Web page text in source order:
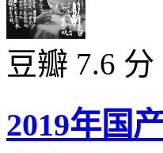
豆瓣 7.6 分
2019年国